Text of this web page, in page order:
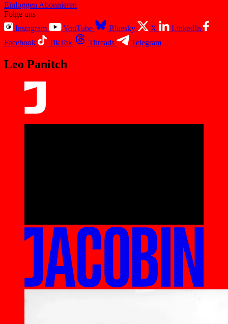
Einloggen Abonnieren
Folge uns
Instagram
YouTube Bluesky X
LinkedIn
Facebook
TikTok Threads Telegram
Leo Panitch